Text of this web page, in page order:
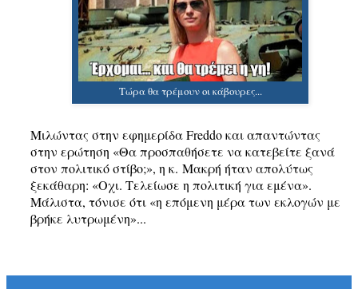
Τώρα θα τρέμουν οι κάβουρες...
Μιλώντας στην εφημερίδα Freddo και απαντώντας
στην ερώτηση «Θα προσπαθήσετε να κατεβείτε ξανά
στον πολιτικό στίβο;», η κ. Μακρή ήταν απολύτως
ξεκάθαρη: «Οχι. Τελείωσε η πολιτική για εμένα».
Μάλιστα, τόνισε ότι «η επόμενη μέρα των εκλογών με
βρήκε λυτρωμένη»...